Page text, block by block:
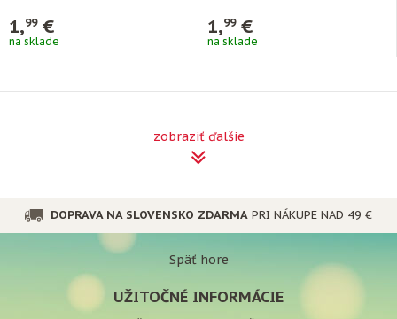
1,99€
na sklade
1,99€
na sklade
zobraziť ďalšie
DOPRAVA NA SLOVENSKO ZDARMA PRI NÁKUPE NAD 49 €
Späť hore
UŽITOČNÉ INFORMÁCIE